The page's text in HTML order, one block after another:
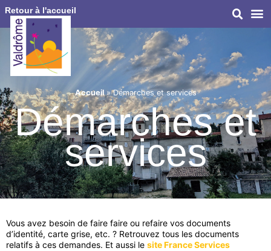
Retour à l'accueil
Accueil»Démarches et services
Démarches et
services
Vous avez besoin de faire faire ou refaire vos documents
d’identité, carte grise, etc. ? Retrouvez tous les documents
relatifs à ces demandes. Et aussi le site France Services